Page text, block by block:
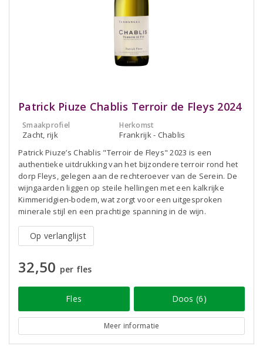
Patrick Piuze Chablis Terroir de Fleys 2024
Smaakprofiel
Zacht, rijk
Herkomst
Frankrijk - Chablis
Patrick Piuze’s Chablis "Terroir de Fleys" 2023 is een
authentieke uitdrukking van het bijzondere terroir rond het
dorp Fleys, gelegen aan de rechteroever van de Serein. De
wijngaarden liggen op steile hellingen met een kalkrijke
Kimmeridgien-bodem, wat zorgt voor een uitgesproken
minerale stijl en een prachtige spanning in de wijn.
Op verlanglijst
32,50 per fles
Fles Doos (6)
Meer informatie